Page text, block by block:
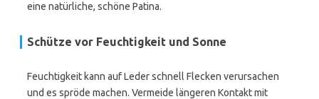
eine natürliche, schöne Patina.
Schütze vor Feuchtigkeit und Sonne
Feuchtigkeit kann auf Leder schnell Flecken verursachen
und es spröde machen. Vermeide längeren Kontakt mit